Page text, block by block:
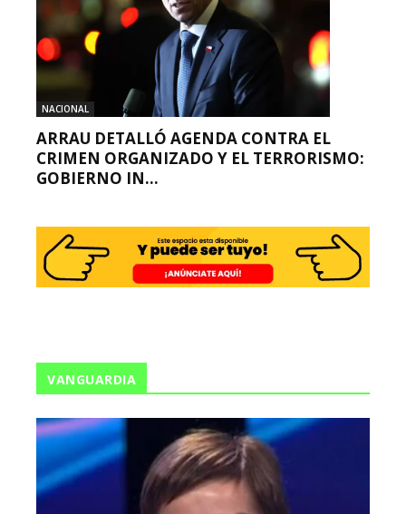
NACIONAL
ARRAU DETALLÓ AGENDA CONTRA EL
CRIMEN ORGANIZADO Y EL TERRORISMO:
GOBIERNO IN...
VANGUARDIA